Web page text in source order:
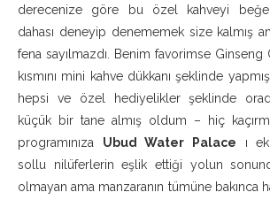
derecenize göre bu özel kahveyi
dahası deneyip denememek size kalmış
fena sayılmazdı. Benim favorimse
kısmını mini kahve dükkanı şeklinde
hepsi ve özel hediyelikler şeklinde
küçük bir tane almış oldum – hiç
programınıza Ubud Water Palace ı
sollu nilüferlerin eşlik ettiği yolun
olmayan ama manzaranın tümüne bakınca